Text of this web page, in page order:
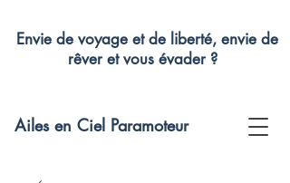
Ailes en Ciel Paramoteur
Envie de voyage et de liberté, envie de
rêver et vous évader ?